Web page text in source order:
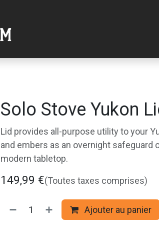
Solo Stove Yukon
Lid provides all-purpose utility to your
and embers as an overnight safeguard
modern tabletop.
149,99 €(Toutes taxes comprises)
Ajouter au panier